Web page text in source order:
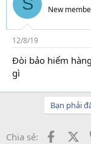
New
12/8/19
Đòi bảo hiểm
gì
Bạn phải
Chia sẻ: